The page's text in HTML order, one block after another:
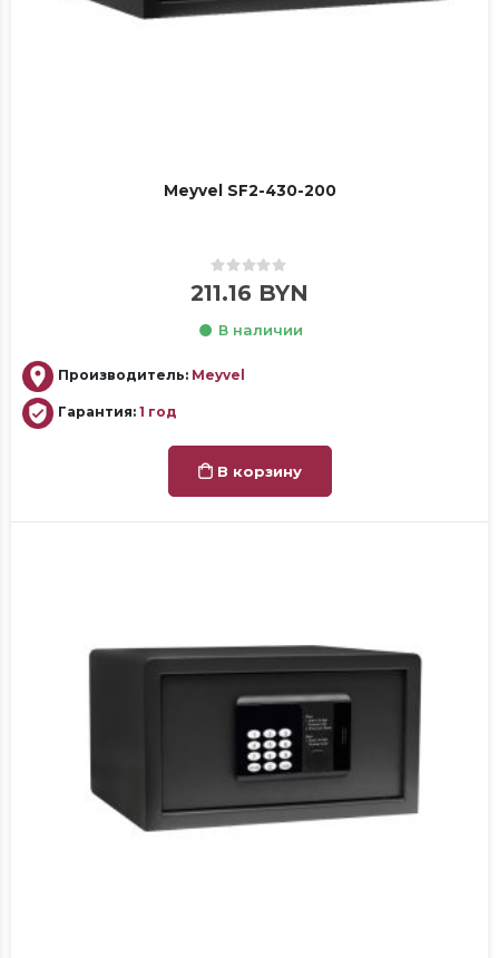
Meyvel SF2-430-200
0out of 5
211.16 BYN
В наличии
Производитель: Meyvel
Гарантия: 1 год
В корзину